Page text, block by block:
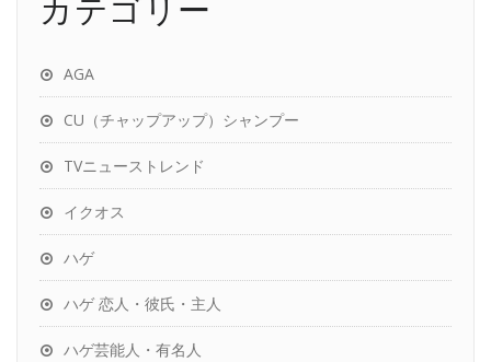
カテゴリー
AGA
CU（チャップアップ）シャンプー
TVニューストレンド
イクオス
ハゲ
ハゲ 恋人・彼氏・主人
ハゲ芸能人・有名人